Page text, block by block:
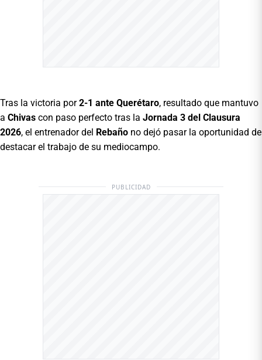
Tras la victoria por2-1 ante Querétaro, resultado que mantuvo
a Chivas con paso perfecto tras la Jornada 3 del Clausura
2026, el entrenador del Rebaño no dejó pasar la oportunidad de
destacar el trabajo de su mediocampo.
PUBLICIDAD